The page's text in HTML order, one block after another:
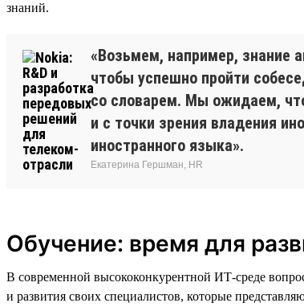
знаний.
«Возьмем, например, знание
чтобы успешно пройти
со словарем. Мы ожидаем,
и с точки зрения владения
иностранного языка».
Екатерина Гершман, HR
Обучение: время для
В современной высококонкурентной ИТ-среде
и развития своих специалистов, которые